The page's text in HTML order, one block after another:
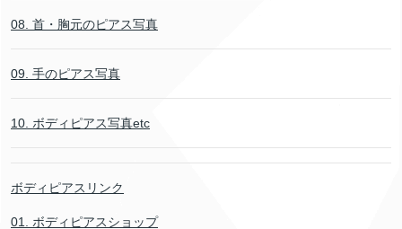
08. 首・胸元のピアス写真
09. 手のピアス写真
10. ボディピアス写真etc
ボディピアスリンク
01. ボディピアスショップ